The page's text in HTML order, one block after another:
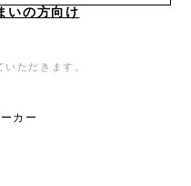
いの方向け
ただきます。
カー